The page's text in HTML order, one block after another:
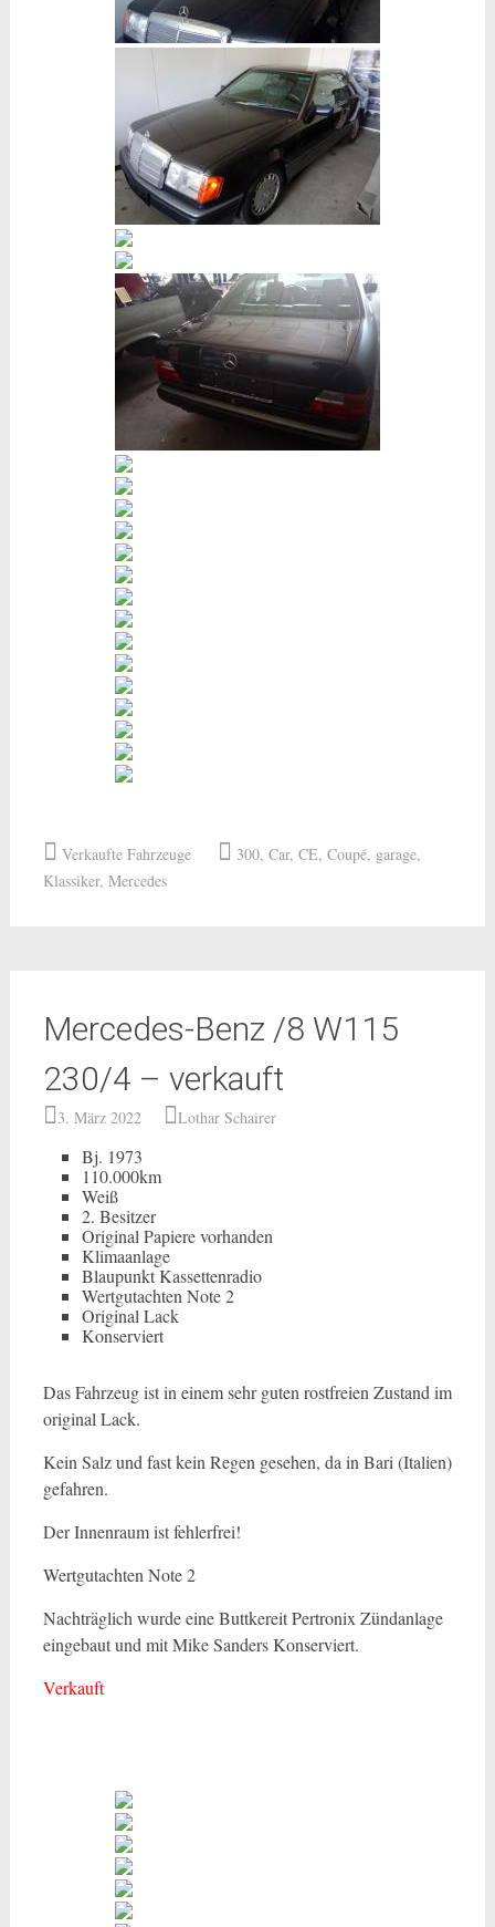
Verkaufte Fahrzeuge 300, Car, CE, Coupé, garage,
Klassiker, Mercedes
Mercedes-Benz /8 W115
230/4 – verkauft
3. März 2022 Lothar Schairer
Bj. 1973
110.000km
Weiß
2. Besitzer
Original Papiere vorhanden
Klimaanlage
Blaupunkt Kassettenradio
Wertgutachten Note 2
Original Lack
Konserviert
Das Fahrzeug ist in einem sehr guten rostfreien Zustand im
original Lack.
Kein Salz und fast kein Regen gesehen, da in Bari (Italien)
gefahren.
Der Innenraum ist fehlerfrei!
Wertgutachten Note 2
Nachträglich wurde eine Buttkereit Pertronix Zündanlage
eingebaut und mit Mike Sanders Konserviert.
Verkauft